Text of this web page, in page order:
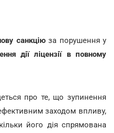
санкціюза порушення у
дії ліцензії в повному
про те, що зупинення
заходом впливу,
його дія спрямована